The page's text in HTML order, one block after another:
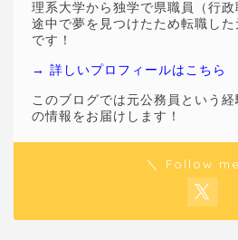
理系大学から独学で県職員（行政
途中で夢を見つけたため転職した
です！
→ 詳しいプロフィールはこちら
このブログでは元公務員という
の情報をお届けします！
＼ Follow